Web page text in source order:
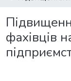
фахівців